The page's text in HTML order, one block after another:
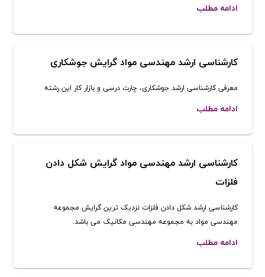
ادامه مطلب
کارشناسی ارشد مهندسی مواد گرایش جوشکاری
معرفی کارشناسی ارشد جوشکاری، چارت درسی و بازار کار این رشته
ادامه مطلب
کارشناسی ارشد مهندسی مواد گرایش شکل دادن
فلزات
کارشناسی ارشد شکل دادن فلزات نزدیک ترین گرایش مجموعه
مهندسی مواد به مجموعه مهندسی مکانیک می باشد.
ادامه مطلب